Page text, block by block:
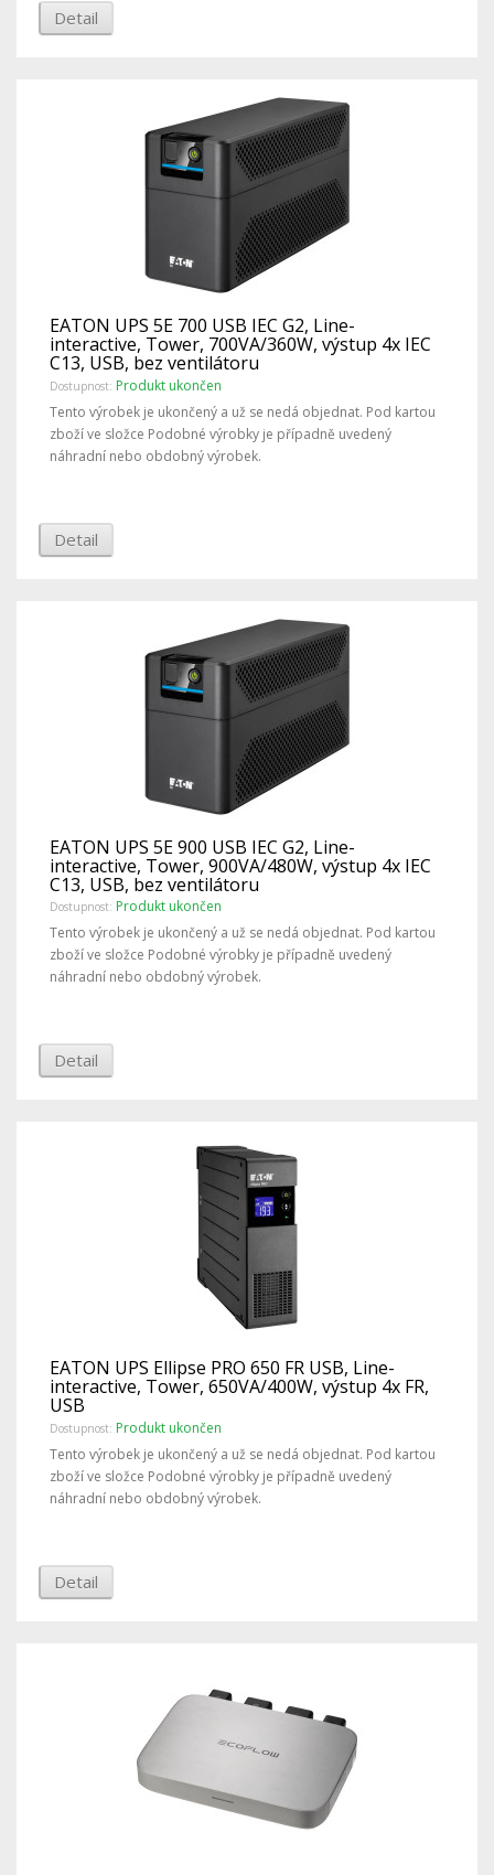
Detail
EATON UPS 5E 700 USB IEC G2, Line-
interactive, Tower, 700VA/360W, výstup 4x IEC
C13, USB, bez ventilátoru
Dostupnost: Produkt ukončen
Tento výrobek je ukončený a už se nedá objednat. Pod kartou
zboží ve složce Podobné výrobky je případně uvedený
náhradní nebo obdobný výrobek.
Detail
EATON UPS 5E 900 USB IEC G2, Line-
interactive, Tower, 900VA/480W, výstup 4x IEC
C13, USB, bez ventilátoru
Dostupnost: Produkt ukončen
Tento výrobek je ukončený a už se nedá objednat. Pod kartou
zboží ve složce Podobné výrobky je případně uvedený
náhradní nebo obdobný výrobek.
Detail
EATON UPS Ellipse PRO 650 FR USB, Line-
interactive, Tower, 650VA/400W, výstup 4x FR,
USB
Dostupnost: Produkt ukončen
Tento výrobek je ukončený a už se nedá objednat. Pod kartou
zboží ve složce Podobné výrobky je případně uvedený
náhradní nebo obdobný výrobek.
Detail